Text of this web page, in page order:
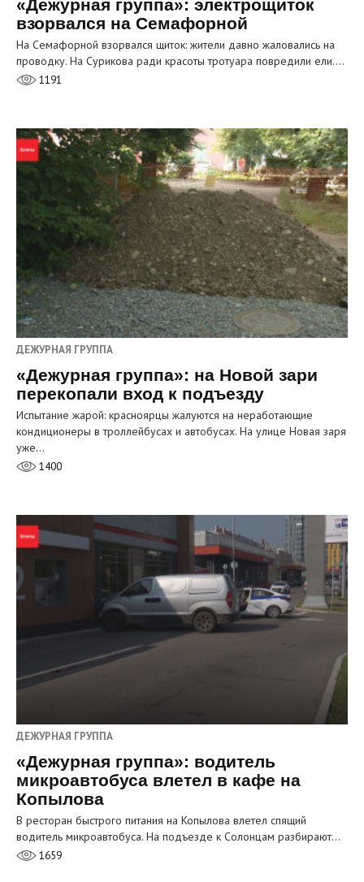
«Дежурная группа»: электрощиток
взорвался на Семафорной
На Семафорной взорвался щиток: жители давно жаловались на
проводку. На Сурикова ради красоты тротуара повредили ели.…
1191
ДЕЖУРНАЯ ГРУППА
«Дежурная группа»: на Новой зари
перекопали вход к подъезду
Испытание жарой: красноярцы жалуются на неработающие
кондиционеры в троллейбусах и автобусах. На улице Новая заря
уже…
1400
ДЕЖУРНАЯ ГРУППА
«Дежурная группа»: водитель
микроавтобуса влетел в кафе на
Копылова
В ресторан быстрого питания на Копылова влетел спящий
водитель микроавтобуса. На подъезде к Солонцам разбирают…
1659